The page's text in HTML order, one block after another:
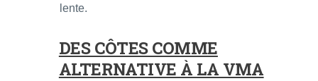
lente.
DES CÔTES COMME
ALTERNATIVE À LA VMA